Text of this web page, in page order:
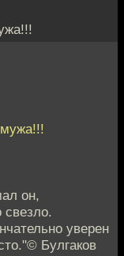
он,
уверен
Булгаков